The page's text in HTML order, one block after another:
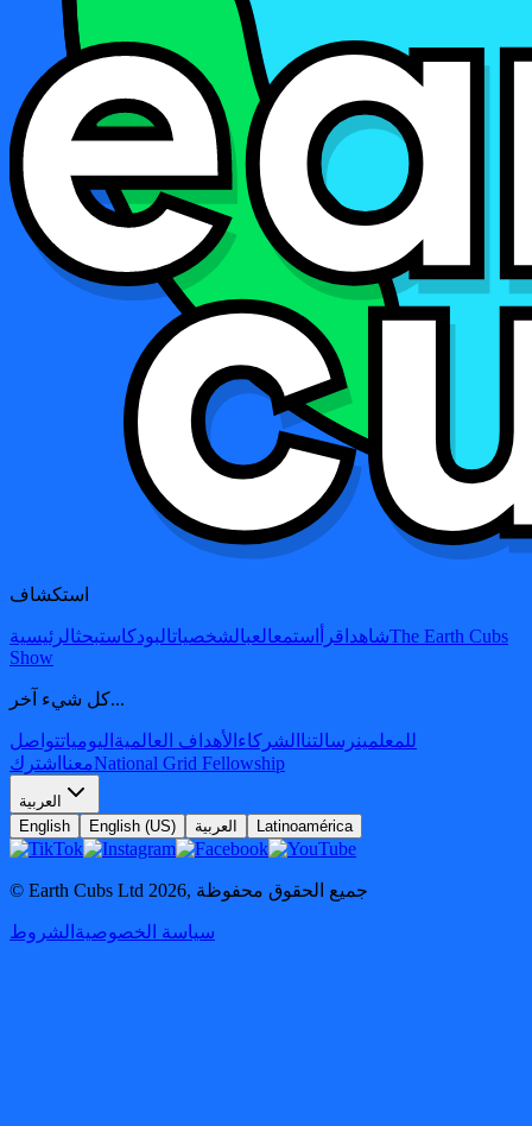
استكشاف
شاهد اقرأ استمعالعبالشخصياتالبودكاستبحثالرئيسية
The Earth Cubs
Show
كل شيء آخر...
للمعلمينرسالتنا الشركاء الأهداف العالمية اليومياتتواصل
معنا اشترك National Grid Fellowship
العربية
English
English (US) العربية Latinoamérica
© Earth Cubs Ltd 2026, جميع الحقوق محفوظة
سياسة الخصوصية الشروط